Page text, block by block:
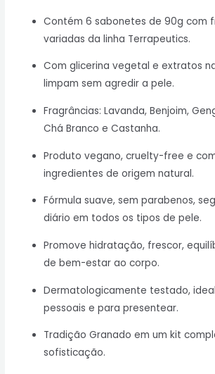
Contém 6 sabonetes de 90g com
variadas da linha Terrapeutics.
Com glicerina vegetal e extratos
limpam sem agredir a pele.
Fragrâncias: Lavanda, Benjoim,
Chá Branco e Castanha.
Produto vegano, cruelty-free e
ingredientes de origem natural.
Fórmula suave, sem parabenos,
diário em todos os tipos de pele.
Promove hidratação, frescor,
de bem-estar ao corpo.
Dermatologicamente testado,
pessoais e para presentear.
Tradição Granado em um kit
sofisticação.